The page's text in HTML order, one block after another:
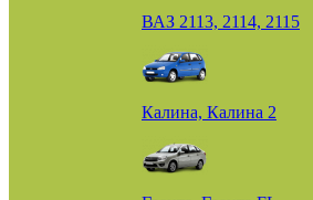
ВАЗ 2113, 2114, 2115
Калина, Калина 2